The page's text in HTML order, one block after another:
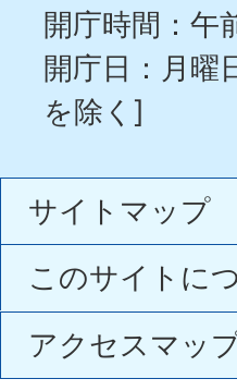
開庁時間：午
開庁日：月曜
を除く]
サイトマップ
このサイトに
アクセスマッ